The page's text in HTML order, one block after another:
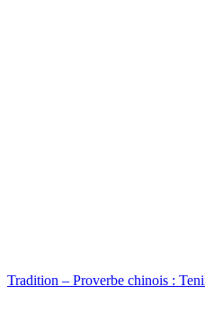
Tradition – Proverbe chinois :